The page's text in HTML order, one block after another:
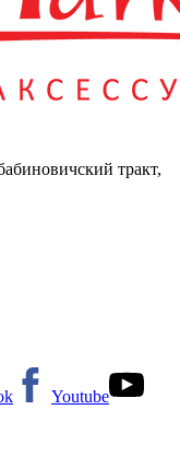
тракт,
Youtube